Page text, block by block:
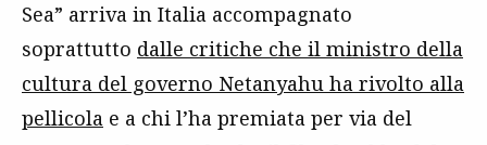
Sea” arriva in Italia accompagnato
soprattutto dalle critiche che il ministro della
cultura del governo Netanyahu ha rivolto alla
pellicola e a chi l’ha premiata per via del